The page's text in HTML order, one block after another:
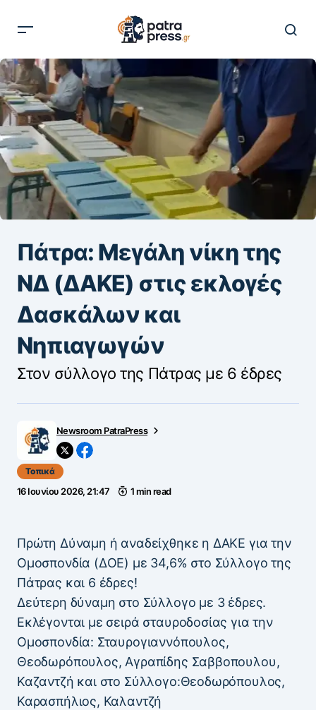
Πάτρα: Μεγάλη νίκη της
ΝΔ (ΔΑΚΕ) στις εκλογές
Δασκάλων και
Νηπιαγωγών
Στον σύλλογο της Πάτρας με 6 έδρες
Newsroom PatraPress
Τοπικά
16 Ιουνίου 2026, 21:47 1 min read
Πρώτη Δύναμη ή αναδείχθηκε η ΔΑΚΕ για την
Ομοσπονδία (ΔΟΕ) με 34,6% στο Σύλλογο της
Πάτρας και 6 έδρες!
Δεύτερη δύναμη στο Σύλλογο με 3 έδρες.
Εκλέγονται με σειρά σταυροδοσίας για την
Ομοσπονδία: Σταυρογιαννόπουλος,
Θεοδωρόπουλος, Αγραπίδης Σαββοπουλου,
Καζαντζή και στο Σύλλογο:Θεοδωρόπουλος,
Καρασπήλιος, Καλαντζή